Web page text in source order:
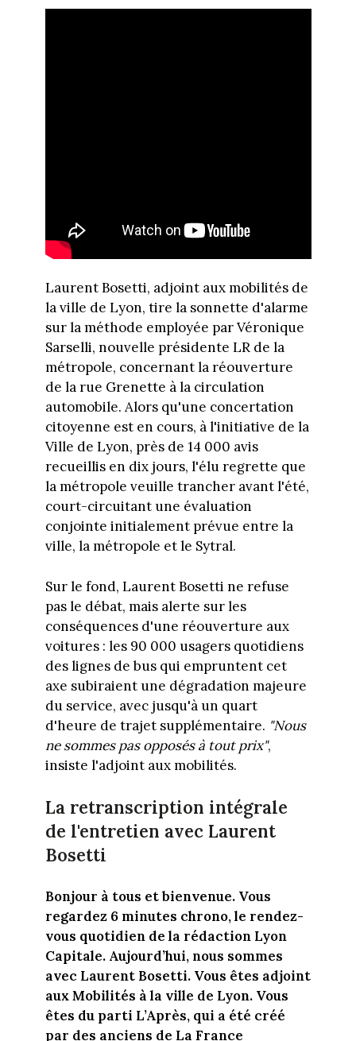
Laurent Bosetti, adjoint aux mobilités de
la ville de Lyon, tire la sonnette d'alarme
sur la méthode employée par Véronique
Sarselli, nouvelle présidente LR de la
métropole, concernant la réouverture
de la rue Grenette à la circulation
automobile. Alors qu'une concertation
citoyenne est en cours, à l'initiative de la
Ville de Lyon, près de 14 000 avis
recueillis en dix jours, l'élu regrette que
la métropole veuille trancher avant l'été,
court-circuitant une évaluation
conjointe initialement prévue entre la
ville, la métropole et le Sytral.
Sur le fond, Laurent Bosetti ne refuse
pas le débat, mais alerte sur les
conséquences d'une réouverture aux
voitures : les 90 000 usagers quotidiens
des lignes de bus qui empruntent cet
axe subiraient une dégradation majeure
du service, avec jusqu'à un quart
d'heure de trajet supplémentaire. "Nous
ne sommes pas opposés à tout prix",
insiste l'adjoint aux mobilités.
La retranscription intégrale
de l'entretien avec Laurent
Bosetti
Bonjour à tous et bienvenue. Vous
regardez 6 minutes chrono, le rendez-
vous quotidien de la rédaction Lyon
Capitale. Aujourd’hui, nous sommes
avec Laurent Bosetti. Vous êtes adjoint
aux Mobilités à la ville de Lyon. Vous
êtes du parti L’Après, qui a été créé
par des anciens de La France